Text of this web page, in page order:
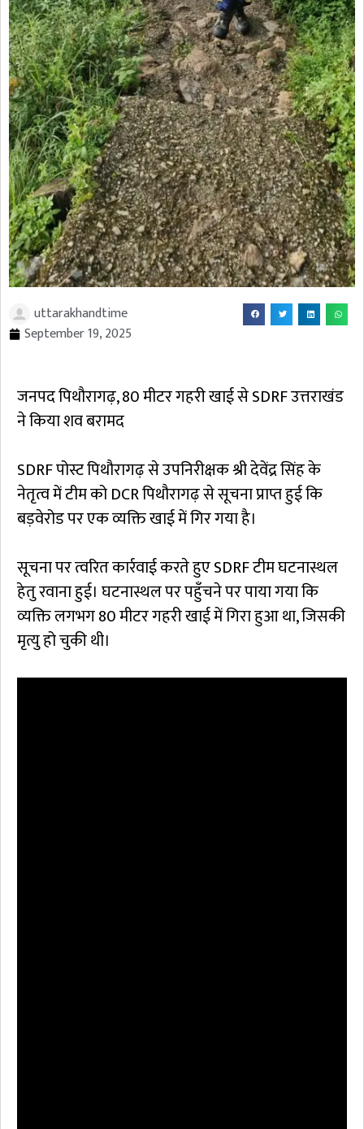
uttarakhandtime
September 19, 2025
जनपद पिथौरागढ़, 80 मीटर गहरी खाई से SDRF उत्तराखंड
ने किया शव बरामद
SDRF पोस्ट पिथौरागढ़ से उपनिरीक्षक श्री देवेंद्र सिंह के
नेतृत्व में टीम को DCR पिथौरागढ़ से सूचना प्राप्त हुई कि
बड़वेरोड पर एक व्यक्ति खाई में गिर गया है।
सूचना पर त्वरित कार्रवाई करते हुए SDRF टीम घटनास्थल
हेतु रवाना हुई। घटनास्थल पर पहुँचने पर पाया गया कि
व्यक्ति लगभग 80 मीटर गहरी खाई में गिरा हुआ था, जिसकी
मृत्यु हो चुकी थी।